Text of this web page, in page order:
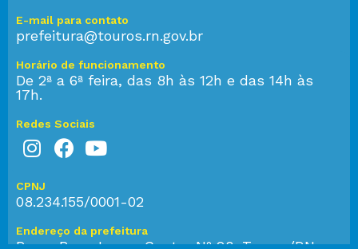
E-mail para contato
prefeitura@touros.rn.gov.br
Horário de funcionamento
De 2ª a 6ª feira, das 8h às 12h e das 14h às
17h.
Redes Sociais
CPNJ
08.234.155/0001-02
Endereço da prefeitura